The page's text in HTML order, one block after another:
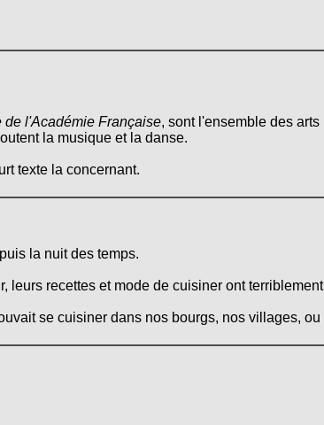
de l'Académie Française, sont l'ensemble des
la musique et la danse.
texte la concernant.
la nuit des temps.
recettes et mode de cuisiner ont
se cuisiner dans nos bourgs, nos villages,